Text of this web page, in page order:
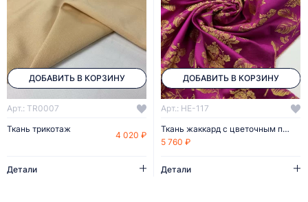
ДОБАВИТЬ В КОРЗИНУ
Арт.: TR0007
Ткань трикотаж
4 020 ₽
Детали
ДОБАВИТЬ В КОРЗИНУ
Арт.: HE-117
Ткань жаккард с цветочным принтом
5 760 ₽
Детали